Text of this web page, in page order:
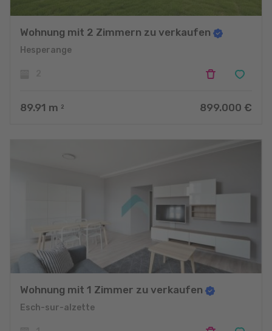
Wohnung mit 2 Zimmern zu verkaufen
Hesperange
89.91 m 2 899.000 €
Wohnung mit 1 Zimmer zu verkaufen
Esch-sur-alzette